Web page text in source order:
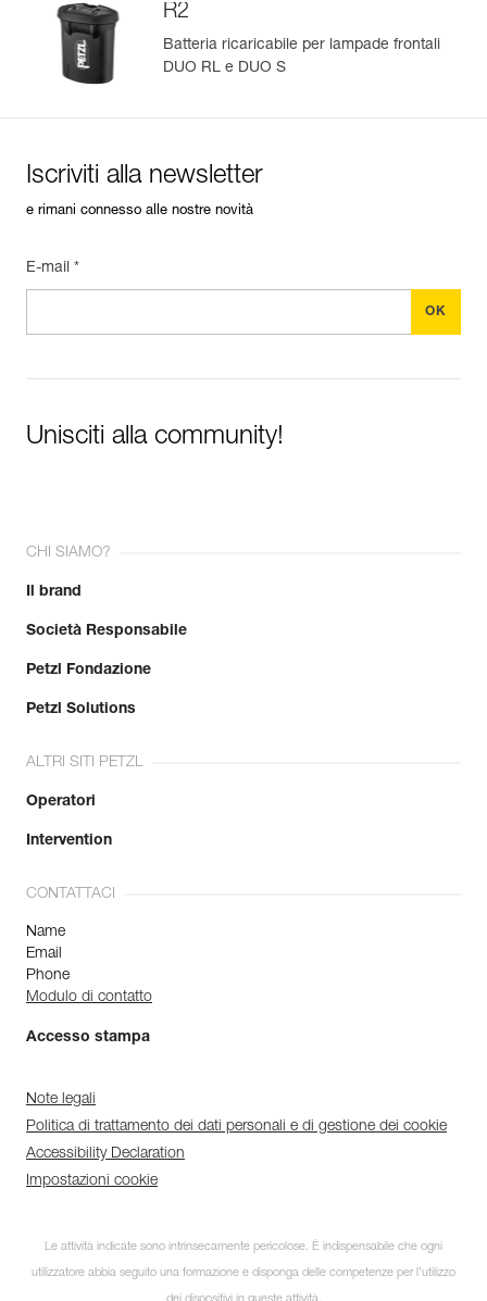
Importa ed esporta facilmente i dati dei tuoi DPI esistenti.
Visualizza lo storico di un prodotto dalla sua data di
produzione.
R2
Batteria ricaricabile per lampade frontali
DUO RL e DUO S
Iscriviti alla newsletter
e rimani connesso alle nostre novità
E-mail *
Unisciti alla community!
CHI SIAMO?
Il brand
Società Responsabile
Petzl Fondazione
Petzl Solutions
ALTRI SITI PETZL
Operatori
Intervention
CONTATTACI
Name
Email
Phone
Modulo di contatto
Accesso stampa
Note legali
Politica di trattamento dei dati personali e di gestione dei cookie
Accessibility Declaration
Impostazioni cookie
Le attività indicate sono intrinsecamente pericolose. È indispensabile che ogni
utilizzatore abbia seguito una formazione e disponga delle competenze per l’utilizzo